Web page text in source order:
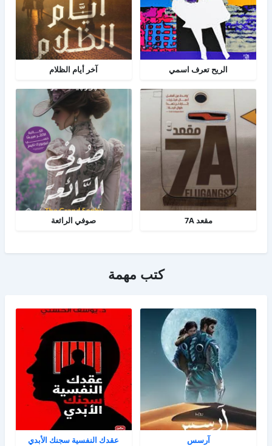
الريح تعرف اسمي آخر أيام الظلام
مقعد 7A صوفي الرائعة
كتب مهمة
آرسس عقدك النفسية سجنك الأبدي